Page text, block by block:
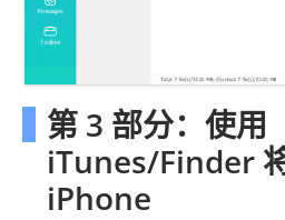
第 3 部分：使用
iTunes/Finder
iPhone